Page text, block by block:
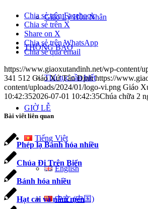
Giáo Lý Hôn Nhân
THÔNG BÁO
Thủ tục cần biết
GIỜ LỄ
Tiếng Việt
English
中文 (中国)
Chia sẻ trên Facebook
Chia sẻ trên X
Share on X
Chia sẻ trên WhatsApp
Chia sẻ qua email
https://www.giaoxutandinh.net/wp-content/
341 512 Giáo Xứ Tân Định https://
content/uploads/2024/01/logo-vi.png Giáo
10:42:352026-07-01 10:42:35Chúa chữa 2
Bài viết liên quan
Phép lạ Bánh hóa nhiều
Chúa Ði Trên Biển
Bánh hóa nhiều
Hạt cải và nắm men